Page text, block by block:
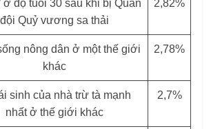
ở độ tuổi 30 sau khi bị Quân
đội Quỷ vương sa thải
2,82%
nông dân ở một thế giới
khác
2,78%
sinh của nhà trừ tà mạnh
nhất ở thế giới khác
2,7%